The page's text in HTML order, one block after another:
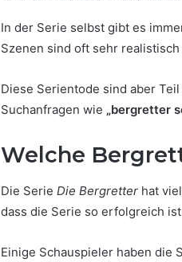
In der Serie selbst gibt es
Szenen sind oft sehr
Diese Serientode sind aber
Suchanfragen wie „bergretter
Welche
Die Serie Die Bergretter hat
dass die Serie so erfolgreich
Einige Schauspieler haben die